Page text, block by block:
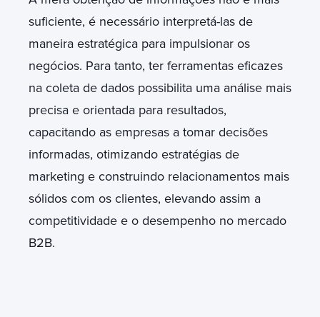
suficiente, é necessário interpretá-las de
maneira estratégica para impulsionar os
negócios. Para tanto, ter ferramentas eficazes
na coleta de dados possibilita uma análise mais
precisa e orientada para resultados,
capacitando as empresas a tomar decisões
informadas, otimizando estratégias de
marketing e construindo relacionamentos mais
sólidos com os clientes, elevando assim a
competitividade e o desempenho no mercado
B2B.